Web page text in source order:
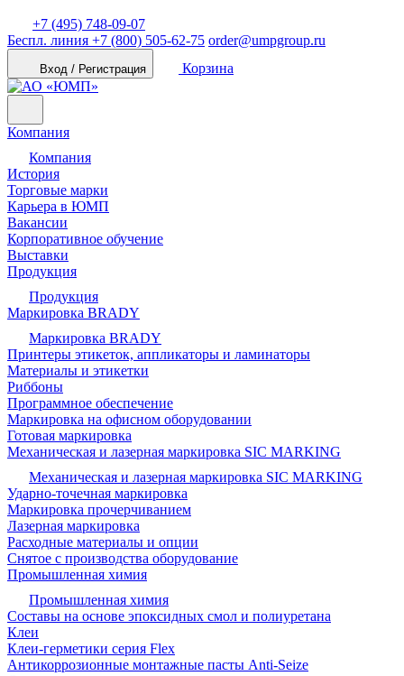
+7 (495) 748-09-07
Беспл. линия +7 (800) 505-62-75 order@umpgroup.ru
Вход / Регистрация Корзина
Компания
Компания
История
Торговые марки
Карьера в ЮМП
Вакансии
Корпоративное обучение
Выставки
Продукция
Продукция
Маркировка BRADY
Маркировка BRADY
Принтеры этикеток, аппликаторы и ламинаторы
Материалы и этикетки
Риббоны
Программное обеспечение
Маркировка на офисном оборудовании
Готовая маркировка
Механическая и лазерная маркировка SIC MARKING
Механическая и лазерная маркировка SIC MARKING
Ударно-точечная маркировка
Маркировка прочерчиванием
Лазерная маркировка
Расходные материалы и опции
Снятое с производства оборудование
Промышленная химия
Промышленная химия
Составы на основе эпоксидных смол и полиуретана
Клеи
Клеи-герметики серия Flex
Антикоррозионные монтажные пасты Anti-Seize